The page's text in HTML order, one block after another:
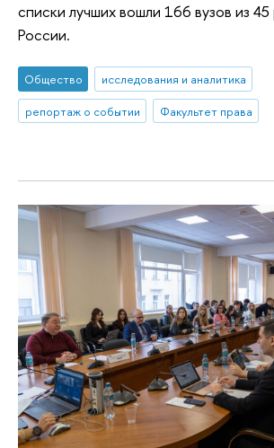
списки лучших вошли 166 вузов из
России.
Общество
исследования и аналитика
репортаж о событии
Факультет права